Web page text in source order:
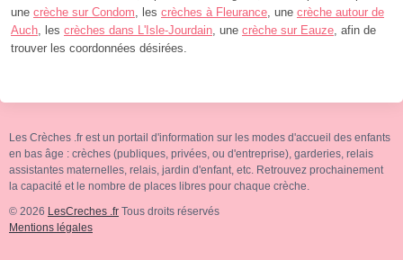
une crèche sur Condom, les crèches à Fleurance, une crèche autour de
Auch, les crèches dans L'Isle-Jourdain, une crèche sur Eauze, afin de
trouver les coordonnées désirées.
Les Crèches .fr est un portail d'information sur les modes d'accueil des enfants
en bas âge : crèches (publiques, privées, ou d'entreprise), garderies, relais
assistantes maternelles, relais, jardin d'enfant, etc. Retrouvez prochainement
la capacité et le nombre de places libres pour chaque crèche.
© 2026 LesCreches .fr Tous droits réservés
Mentions légales